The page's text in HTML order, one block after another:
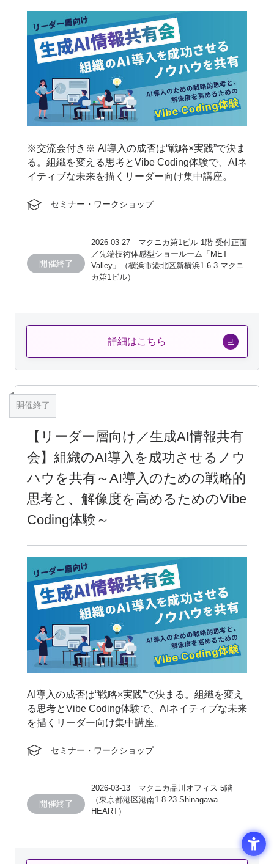
※交流会付き※ AI導入の成否は“戦略×実践”で決ま
る。組織を変える思考とVibe Coding体験で、AIネ
イティブな未来を描くリーダー向け集中講座。
セミナー・ワークショップ
開催終了
2026-03-27 マクニカ第1ビル 1階 受付正面
／先端技術体感型ショールーム「MET
Valley」（横浜市港北区新横浜1-6-3 マクニ
カ第1ビル）
詳細はこちら
開催終了
【リーダー層向け／生成AI情報共有
会】組織のAI導入を成功させるノウ
ハウを共有～AI導入のための戦略的
思考と、解像度を高めるためのVibe
Coding体験～
AI導入の成否は“戦略×実践”で決まる。組織を変え
る思考とVibe Coding体験で、AIネイティブな未来
を描くリーダー向け集中講座。
セミナー・ワークショップ
開催終了
2026-03-13 マクニカ品川オフィス 5階
（東京都港区港南1-8-23 Shinagawa
HEART）